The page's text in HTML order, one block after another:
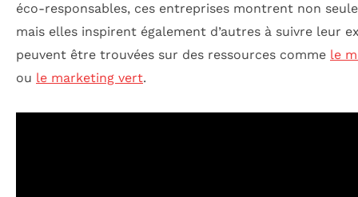
éco-responsables, ces entreprises montrent non
mais elles inspirent également d’autres à suivre leur
peuvent être trouvées sur des ressources comme le
ou le marketing vert.